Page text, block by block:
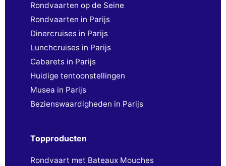
Rondvaarten op de Seine
Rondvaarten in Parijs
Dinercruises in Parijs
Lunchcruises in Parijs
Cabarets in Parijs
Huidige tentoonstellingen
Musea in Parijs
Bezienswaardigheden in Parijs
Topproducten
Rondvaart met Bateaux Mouches